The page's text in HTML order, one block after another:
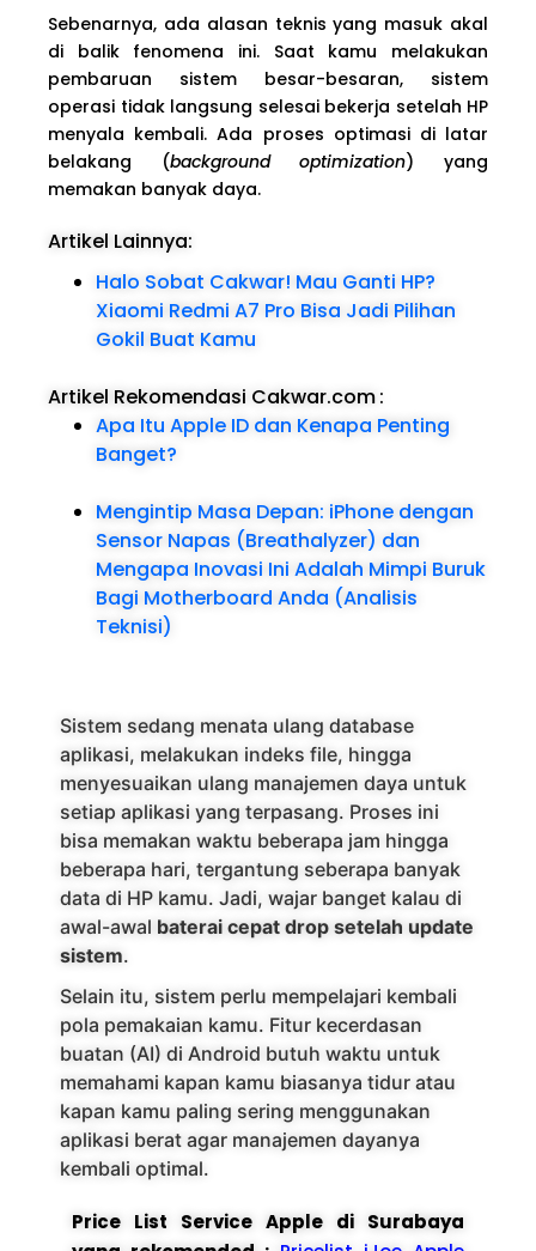
Sebenarnya, ada alasan teknis yang masuk akal
di balik fenomena ini. Saat kamu melakukan
pembaruan sistem besar-besaran, sistem
operasi tidak langsung selesai bekerja setelah HP
menyala kembali. Ada proses optimasi di latar
belakang (background optimization) yang
memakan banyak daya.
Artikel Lainnya:
Halo Sobat Cakwar! Mau Ganti HP?
Xiaomi Redmi A7 Pro Bisa Jadi Pilihan
Gokil Buat Kamu
Artikel Rekomendasi Cakwar.com:
Apa Itu Apple ID dan Kenapa Penting
Banget?
Mengintip Masa Depan: iPhone dengan
Sensor Napas (Breathalyzer) dan
Mengapa Inovasi Ini Adalah Mimpi Buruk
Bagi Motherboard Anda (Analisis
Teknisi)
Sistem sedang menata ulang database
aplikasi, melakukan indeks file, hingga
menyesuaikan ulang manajemen daya untuk
setiap aplikasi yang terpasang. Proses ini
bisa memakan waktu beberapa jam hingga
beberapa hari, tergantung seberapa banyak
data di HP kamu. Jadi, wajar banget kalau di
awal-awal baterai cepat drop setelah update
sistem.
Selain itu, sistem perlu mempelajari kembali
pola pemakaian kamu. Fitur kecerdasan
buatan (AI) di Android butuh waktu untuk
memahami kapan kamu biasanya tidur atau
kapan kamu paling sering menggunakan
aplikasi berat agar manajemen dayanya
kembali optimal.
Price List Service Apple di Surabaya